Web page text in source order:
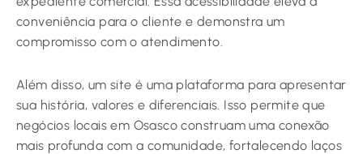
conveniência para o cliente e demonstra um
compromisso com o atendimento.
Além disso, um site é uma plataforma para apresentar
sua história, valores e diferenciais. Isso permite que
negócios locais em Osasco construam uma conexão
mais profunda com a comunidade, fortalecendo laços